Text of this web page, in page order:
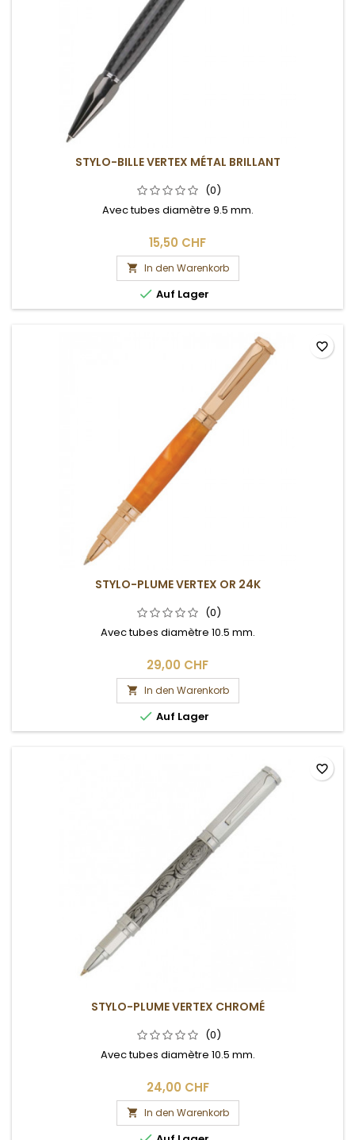
STYLO-BILLE VERTEX MÉTAL BRILLANT
(0)
Avec tubes diamètre 9.5 mm.
15,50 CHF
 In den Warenkorb
 Auf Lager
STYLO-PLUME VERTEX OR 24K
(0)
Avec tubes diamètre 10.5 mm.
29,00 CHF
 In den Warenkorb
 Auf Lager
favorite_border
STYLO-PLUME VERTEX CHROMÉ
(0)
Avec tubes diamètre 10.5 mm.
24,00 CHF
 In den Warenkorb
favorite_border